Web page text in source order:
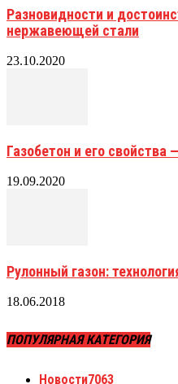
Разновидности и
нержавеющей стали
23.10.2020
Газобетон и его
19.09.2020
Рулонный газон:
18.06.2018
ПОПУЛЯРНАЯ КАТЕГОРИЯ
Новости7063